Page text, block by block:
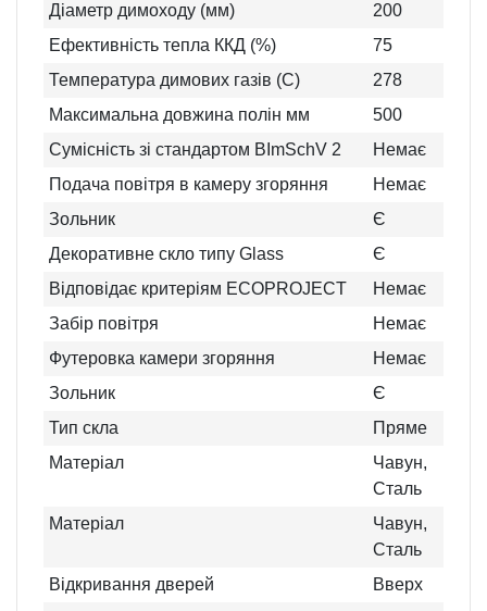
Діаметр димоходу (мм)
200
Ефективність тепла ККД (%)
75
Температура димових газів (C)
278
Максимальна довжина полін мм
500
Сумісність зі стандартом BImSchV 2
Немає
Подача повітря в камеру згоряння
Немає
Зольник
Є
Декоративне скло типу Glass
Є
Відповідає критеріям ECOPROJECT
Немає
Забір повітря
Немає
Футеровка камери згоряння
Немає
Зольник
Є
Тип скла
Пряме
Матеріал
Чавун,
Сталь
Матеріал
Чавун,
Сталь
Відкривання дверей
Вверх